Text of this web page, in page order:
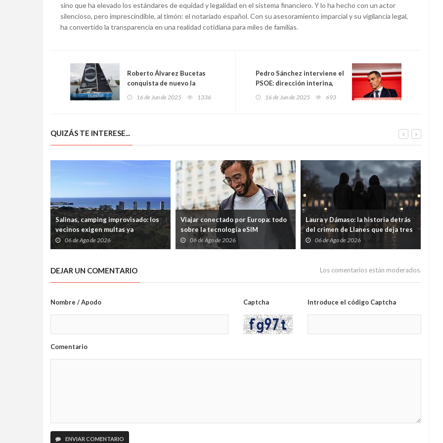
sino que ha elevado los estándares de equidad y legalidad en el sistema financiero. Y lo ha hecho con un actor
silencioso, pero imprescindible, al timón: el notariado español. Con su asesoramiento imparcial y su vigilancia legal,
ha convertido la transparencia en una realidad cotidiana para miles de familias.
Roberto Álvarez Bucetas
conquista de nuevo la
travesía en solitario y a dos
16 de Jun de 2025 1336
Pedro Sánchez interviene el
PSOE: dirección interina,
expulsión fulminante de
16 de Jun de 2025 693
QUIZÁS TE INTERESE...
Salinas, camping improvisado: los
vecinos exigen multas ya
06 de Ago de 2026
Viajar conectado por Europa: todo
sobre la tecnología eSIM
06 de Ago de 2026
Laura y Dámaso: la historia detrás
del crimen de Llanes que deja tres
hijos huérfanos
06 de Ago de 2026
DEJAR UN COMENTARIO Los comentarios están moderados.
Nombre / Apodo Captcha Introduce el código Captcha
Comentario
ENVIAR COMENTARIO